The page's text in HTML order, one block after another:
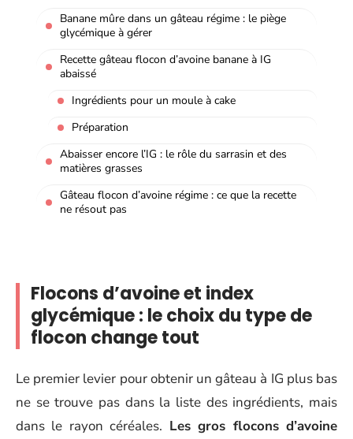
Banane mûre dans un gâteau régime : le piège
glycémique à gérer
Recette gâteau flocon d’avoine banane à IG
abaissé
Ingrédients pour un moule à cake
Préparation
Abaisser encore l’IG : le rôle du sarrasin et des
matières grasses
Gâteau flocon d’avoine régime : ce que la recette
ne résout pas
Flocons d’avoine et index
glycémique : le choix du type de
flocon change tout
Le premier levier pour obtenir un gâteau à IG plus bas
ne se trouve pas dans la liste des ingrédients, mais
dans le rayon céréales. Les gros flocons d’avoine